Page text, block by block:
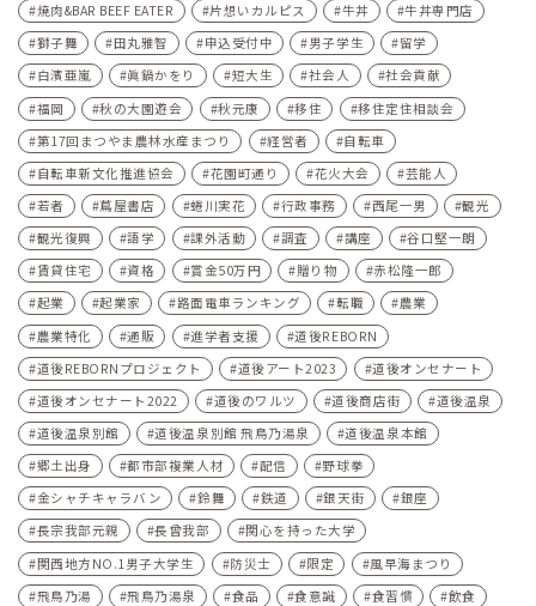
焼肉&BAR BEEF EATER
片想いカルピス 牛丼
牛丼専門店
獅子舞
田丸雅智 申込受付中 男子学生
留学
白濱亜嵐
眞鍋かをり 短大生 社会人
社会貢献
福岡
秋の大園遊会 秋元康 移住
移住定住相談会
第17回まつやま農林水産まつり
経営者
自転車
自転車新文化推進協会
花園町通り 花火大会
芸能人
若者
蔦屋書店 蜷川実花 行政事務 西尾一男
観光
観光復興
語学 課外活動 調査 講座
谷口堅一朗
賃貸住宅
資格 賞金50万円 贈り物
赤松隆一郎
起業
起業家 路面電車ランキング 転職
農業
農業特化
通販 進学者支援
道後REBORN
道後REBORNプロジェクト
道後アート2023
道後オンセナート
道後オンセナート2022
道後のワルツ 道後商店街
道後温泉
道後温泉別館
道後温泉別館 飛鳥乃湯泉
道後温泉本館
郷土出身
都市部複業人材 配信
野球拳
金シャチキャラバン
鈴舞 鉄道 銀天街
銀座
長宗我部元親
長曾我部
関心を持った大学
関西地方NO.1男子大学生
防災士 限定
風早海まつり
飛鳥乃湯
飛鳥乃湯泉 食品 食意識 食習慣
飲食